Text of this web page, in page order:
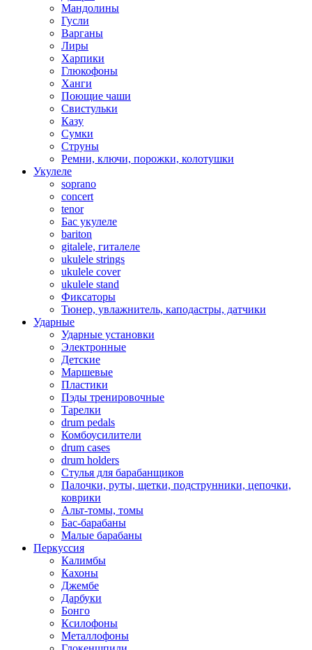
Мандолины
Гусли
Варганы
Лиры
Харпики
Глюкофоны
Ханги
Поющие чаши
Свистульки
Казу
Сумки
Струны
Ремни, ключи, порожки, колотушки
Укулеле
soprano
concert
tenor
Бас укулеле
bariton
gitalele, гиталеле
ukulele strings
ukulele cover
ukulele stand
Фиксаторы
Тюнер, увлажнитель, каподастры, датчики
Ударные
Ударные установки
Электронные
Детские
Маршевые
Пластики
Пэды тренировочные
Тарелки
drum pedals
Комбоусилители
drum cases
drum holders
Стулья для барабанщиков
Палочки, руты, щетки, подструнники, цепочки,
коврики
Альт-томы, томы
Бас-барабаны
Малые барабаны
Перкуссия
Калимбы
Кахоны
Джембе
Дарбуки
Бонго
Ксилофоны
Металлофоны